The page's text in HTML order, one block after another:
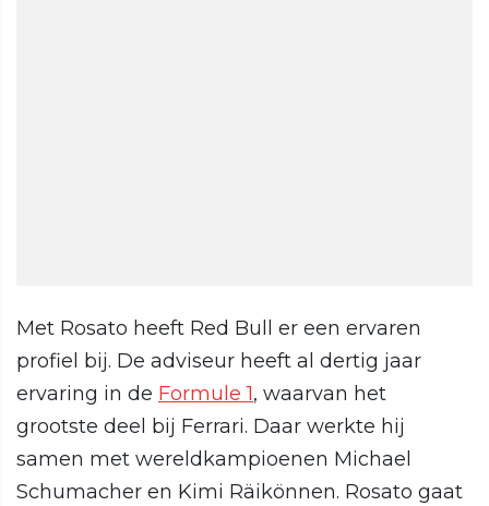
Met Rosato heeft Red Bull er een ervaren
profiel bij. De adviseur heeft al dertig jaar
ervaring in de Formule 1, waarvan het
grootste deel bij Ferrari. Daar werkte hij
samen met wereldkampioenen Michael
Schumacher en Kimi Räikönnen. Rosato gaat